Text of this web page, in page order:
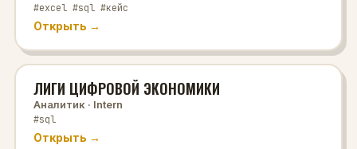
#excel #sql #кейс
Открыть →
ЛИГИ ЦИФРОВОЙ ЭКОНОМИКИ
Аналитик · Intern
#sql
Открыть →